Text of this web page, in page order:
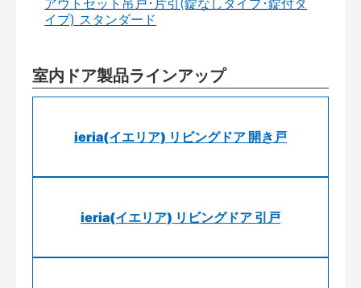
イプ) スタンダード
室内ドア製品ラインアップ
ieria(イエリア) リビングドア 開き戸
ieria(イエリア) リビングドア 引戸